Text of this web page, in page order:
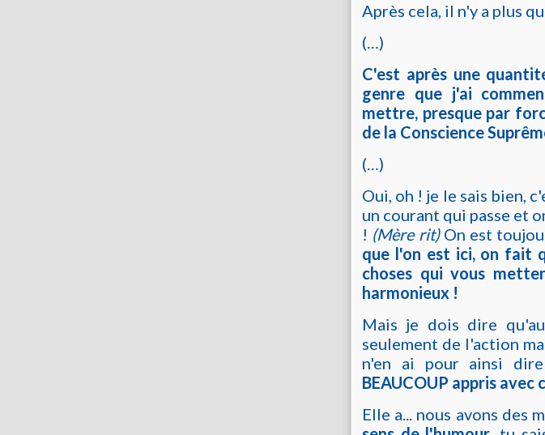
Après cela, il n'y a plus
(…)
C'est après une
genre que j'ai
mettre, presque par
de la Conscience
(…)
Oui, oh ! je le sais bien,
un courant qui passe et
! (Mère rit) On est
que l'on est ici, on fait
choses qui vous
harmonieux !
Mais je dois dire
seulement de l'action
n'en ai pour ainsi
BEAUCOUP appris
Elle a... nous avons des